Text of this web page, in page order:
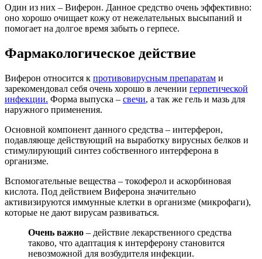
Один из них – Виферон. Данное средство очень эффективно:
оно хорошо очищает кожу от нежелательных высыпаний и
помогает на долгое время забыть о герпесе.
Фармакологическое действие
Виферон относится к противовирусным препаратам и
зарекомендовал себя очень хорошо в лечении герпетической
инфекции. Форма выпуска – свечи, а так же гель и мазь для
наружного применения.
Основной компонент данного средства – интерферон,
подавляюще действующий на выработку вирусных белков и
стимулирующий синтез собственного интерферона в
организме.
Вспомогательные вещества – токоферол и аскорбиновая
кислота. Под действием Виферона значительно
активизируются иммунные клетки в организме (микрофаги),
которые не дают вирусам развиваться.
Очень важно – действие лекарственного средства
таково, что адаптация к интерферону становится
невозможной для возбудителя инфекции.